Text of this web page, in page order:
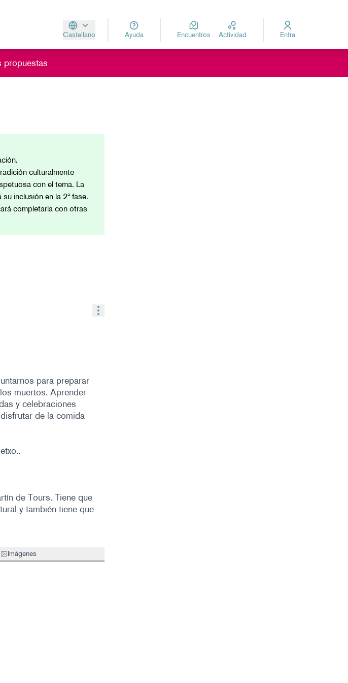
Castellano
Aukeratu hizkuntzaElegir el idioma
Ayuda Encuentros Actividad Entra
propuestas
culturalmente
con el tema. La
inclusión en la 2ª fase.
completarla con otras
Controles de recursos
para preparar
muertos. Aprender
y celebraciones
de la comida
de Tours. Tiene que
y también tiene que
Imágenes